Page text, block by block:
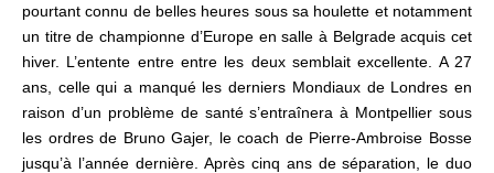
pourtant connu de belles heures sous sa houlette et notamment
un titre de championne d’Europe en salle à Belgrade acquis cet
hiver. L’entente entre entre les deux semblait excellente. A 27
ans, celle qui a manqué les derniers Mondiaux de Londres en
raison d’un problème de santé s’entraînera à Montpellier sous
les ordres de Bruno Gajer, le coach de Pierre-Ambroise Bosse
jusqu’à l’année dernière.Après cinq ans de séparation, le duo